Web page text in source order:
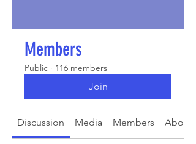
Members
Public · 116 members
Join
Discussion Media Members About